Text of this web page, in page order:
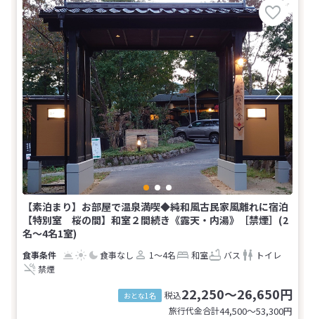
【素泊まり】お部屋で温泉満喫◆純和風古民家風離れに宿泊
【特別室 桜の間】和室２間続き《露天・内湯》［禁煙］(2
名～4名1室)
食事なし 1～4名 和室 バス
トイレ
禁煙
おとな1名 税込22,250～26,650円
旅行代金合計44,500〜53,300円